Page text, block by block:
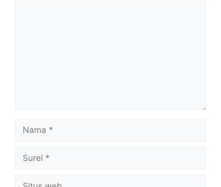
Nama
Surel
Situs